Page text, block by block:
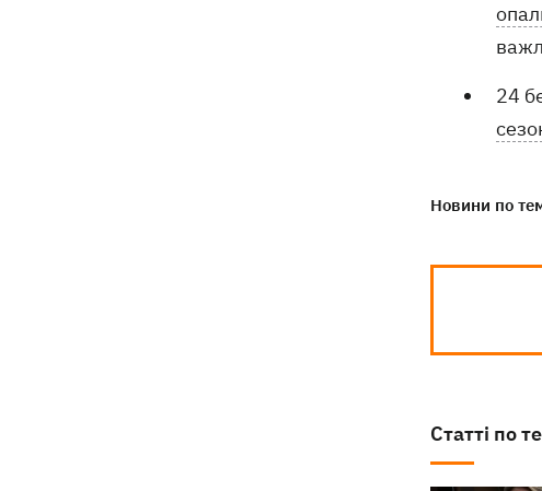
24
Новини по
Статті по